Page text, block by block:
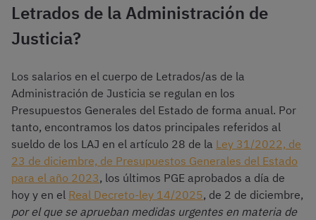
Letrados de la Administración de
Justicia?
Los salarios en el cuerpo de Letrados/as de la
Administración de Justicia se regulan en los
Presupuestos Generales del Estado de forma anual. Por
tanto, encontramos los datos principales referidos al
sueldo de los LAJ en el artículo 28 de la Ley 31/2022, de
23 de diciembre, de Presupuestos Generales del Estado
para el año 2023, los últimos PGE aprobados a día de
hoy y en el Real Decreto-ley 14/2025, de 2 de diciembre,
por el que se aprueban medidas urgentes en materia de